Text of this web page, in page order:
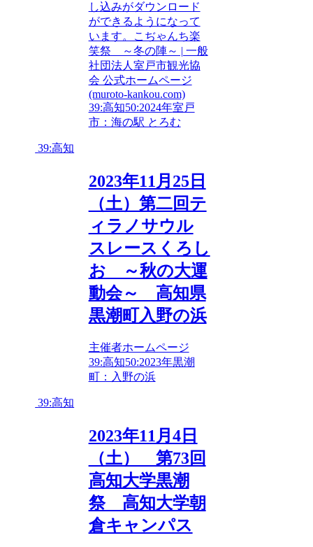
し込みがダウンロード
ができるようになって
います。こぢゃんち楽
笑祭 ～冬の陣～ | 一般
社団法人室戸市観光協
会 公式ホームページ
(muroto-kankou.com)
39:高知50:2024年室戸
市：海の駅 とろむ
39:高知
2023年11月25日
（土）第二回テ
ィラノサウル
スレースくろし
お ～秋の大運
動会～ 高知県
黒潮町入野の浜
主催者ホームページ
39:高知50:2023年黒潮
町：入野の浜
39:高知
2023年11月4日
（土） 第73回
高知大学黒潮
祭 高知大学朝
倉キャンパス